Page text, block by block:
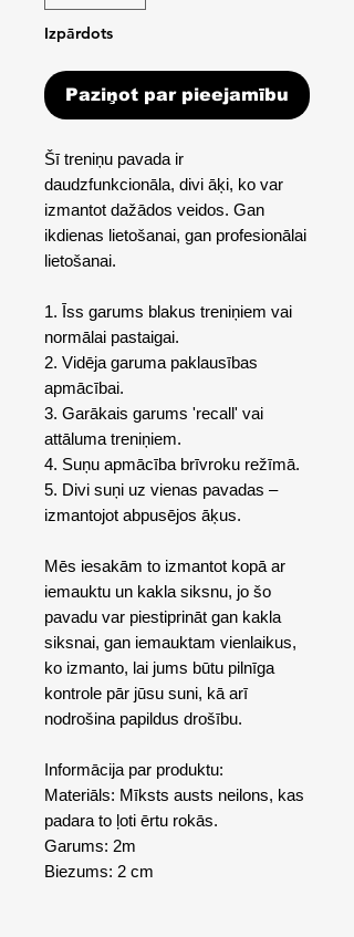
Izpārdots
Paziņot par pieejamību
Šī treniņu pavada ir
daudzfunkcionāla, divi āķi, ko var
izmantot dažādos veidos. Gan
ikdienas lietošanai, gan profesionālai
lietošanai.
1. Īss garums blakus treniņiem vai
normālai pastaigai.
2. Vidēja garuma paklausības
apmācībai.
3. Garākais garums 'recall' vai
attāluma treniņiem.
4. Suņu apmācība brīvroku režīmā.
5. Divi suņi uz vienas pavadas –
izmantojot abpusējos āķus.
Mēs iesakām to izmantot kopā ar
iemauktu un kakla siksnu, jo ​​šo
pavadu var piestiprināt gan kakla
siksnai, gan iemauktam vienlaikus,
ko izmanto, lai jums būtu pilnīga
kontrole pār jūsu suni, kā arī
nodrošina papildus drošību.
Informācija par produktu:
Materiāls: Mīksts austs neilons, kas
padara to ļoti ērtu rokās.
Garums: 2m
Biezums: 2 cm